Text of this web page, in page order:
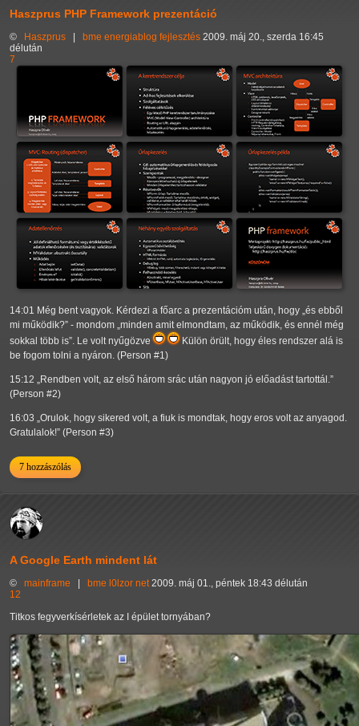
Haszprus PHP Framework prezentáció
© Haszprus bme energiablog fejlesztés 2009. máj 20., szerda 16:45
délután
7
14:01 Még bent vagyok. Kérdezi a főarc a prezentációm után, hogy és ebből
mi működik? - mondom minden amit elmondtam, az működik, és ennél még
sokkal több is . Le volt nyűgözve
Külön örült, hogy éles rendszer alá is
be fogom tolni a nyáron. (Person #1)
15:12
Rendben volt, az első három srác után nagyon jó előadást tartottál.
(Person #2)
16:03 Orulok, hogy sikered volt, a fiuk is mondtak, hogy eros volt az anyagod.
Gratulalok! (Person #3)
7 hozzászólás
A Google Earth mindent lát
© mainframe bme l0lzor net 2009. máj 01., péntek 18:43 délután
12
Titkos fegyverkísérletek az I épület tornyában?